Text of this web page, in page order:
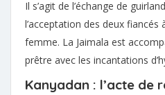
Il s’agit de l’échange de
l’acceptation des deux
femme. La Jaimala est
prêtre avec les incantations
Kanyadan : l’acte de